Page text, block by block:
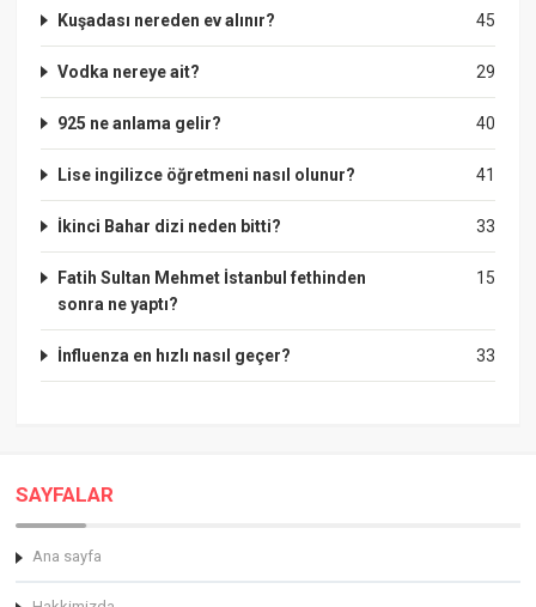
45
Kuşadası nereden ev alınır?
29
Vodka nereye ait?
40
925 ne anlama gelir?
41
Lise ingilizce öğretmeni nasıl olunur?
33
İkinci Bahar dizi neden bitti?
15
Fatih Sultan Mehmet İstanbul fethinden
sonra ne yaptı?
33
İnfluenza en hızlı nasıl geçer?
SAYFALAR
Ana sayfa